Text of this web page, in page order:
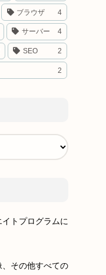
ブラウザ 4
サーバー 4
SEO 2
2
トプログラムに
その他すべての